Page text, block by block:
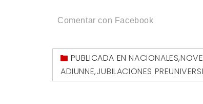
Comentar con Facebook
PUBLICADA ENNACIONALES,
ADIUNNE,JUBILACIONES